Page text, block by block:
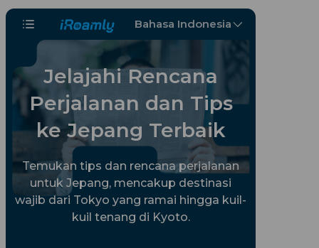
Bahasa Indonesia
Jelajahi Rencana
Perjalanan dan Tips
ke Jepang Terbaik
Temukan tips dan rencana perjalanan
untuk Jepang, mencakup destinasi
wajib dari Tokyo yang ramai hingga kuil-
kuil tenang di Kyoto.